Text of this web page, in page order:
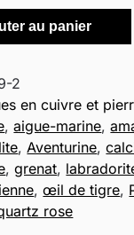
au panier
2
en cuivre et
,aigue-marine,
,Aventurine,
,grenat,
,œil de tigre,
rose